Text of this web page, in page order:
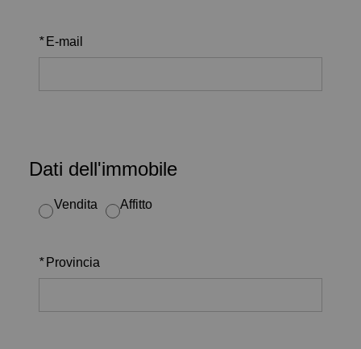
* E-mail
Dati dell'immobile
Vendita Affitto
* Provincia